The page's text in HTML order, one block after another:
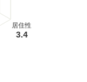
居住性
3.4